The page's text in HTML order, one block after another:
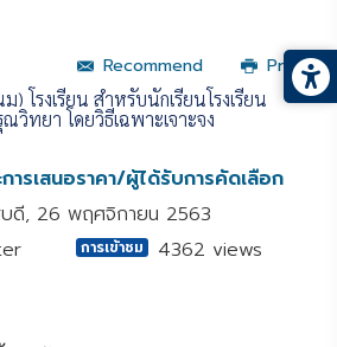
Recommend
Print
โรงเรียน สำหรับนักเรียนโรงเรียน
วิทยา โดยวิธีเฉพาะเจาะจง
ารเสนอราคา/ผู้ได้รับการคัดเลือก
ดี, 26 พฤศจิกายน 2563
การเข้าชม 4362 views